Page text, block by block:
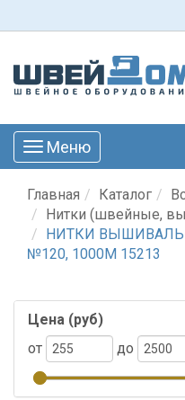
Toggle
navigation
Меню
Главная Каталог
Нитки (швейные,
НИТКИ
№120, 1000М 15213
Цена (руб)
от
до